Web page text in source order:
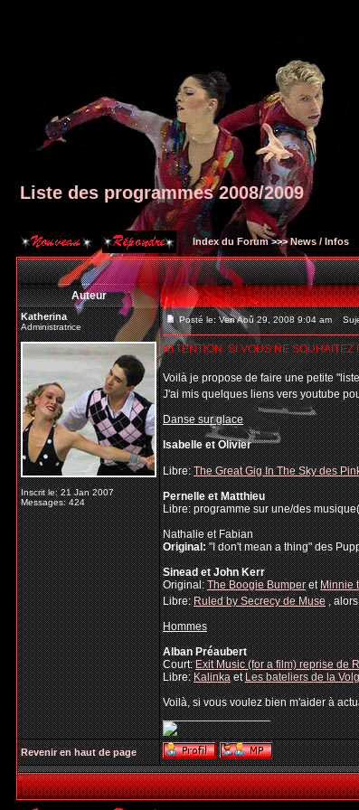
Liste des programmes 2008/2009
Index du Forum>>>News / Infos
Auteur
Katherina
Administratrice
Inscrit le: 21 Jan 2007
Messages: 424
Posté le: Ven Aoû 29, 2008 9:04 am Sujet
ATTENTION: SI VOUS NE
Voilà je propose de faire une petite
J'ai mis quelques liens vers youtube
Danse sur glace
Isabelle et Olivier
Libre:The Great Gig In The Sky des
Pernelle et Matthieu
Libre: programme sur une/des
Nathalie et Fabian
Original:"I don't mean a thing" des
Sinead et John Kerr
Original:The Boogie BumperetMinnie
Libre:Ruled by Secrecy de Muse, alors
Hommes
Alban Préaubert
Court:Exit Music (for a film) reprise de
Libre:KalinkaetLes bateliers de la
Voilà, si vous voulez bien m'aider à
_________________
Revenir en haut de page